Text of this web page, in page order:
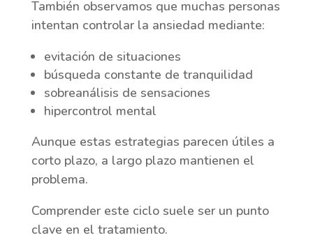
También observamos que muchas personas
intentan controlar la ansiedad mediante:
evitación de situaciones
búsqueda constante de tranquilidad
sobreanálisis de sensaciones
hipercontrol mental
Aunque estas estrategias parecen útiles a
corto plazo, a largo plazo mantienen el
problema.
Comprender este ciclo suele ser un punto
clave en el tratamiento.